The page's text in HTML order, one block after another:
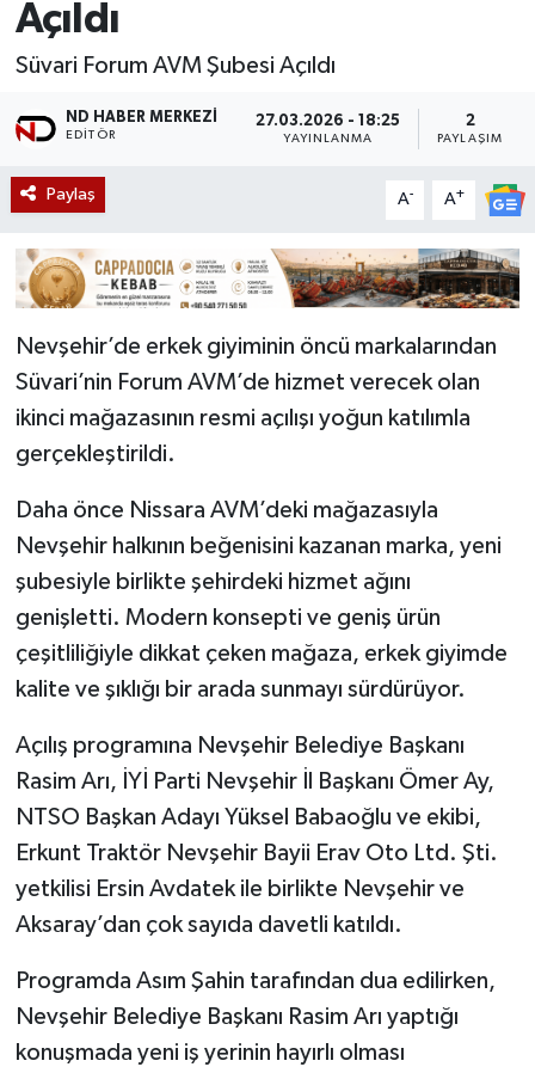
Açıldı
Süvari Forum AVM Şubesi Açıldı
ND HABER MERKEZI
EDITÖR
27.03.2026 - 18:25
YAYINLANMA
2
PAYLAŞIM
Paylaş A- A+
Nevşehir’de erkek giyiminin öncü markalarından
Süvari’nin Forum AVM’de hizmet verecek olan
ikinci mağazasının resmi açılışı yoğun katılımla
gerçekleştirildi.
‎Daha önce Nissara AVM’deki mağazasıyla
Nevşehir halkının beğenisini kazanan marka, yeni
şubesiyle birlikte şehirdeki hizmet ağını
genişletti. Modern konsepti ve geniş ürün
çeşitliliğiyle dikkat çeken mağaza, erkek giyimde
kalite ve şıklığı bir arada sunmayı sürdürüyor.
‎Açılış programına Nevşehir Belediye Başkanı
Rasim Arı, İYİ Parti Nevşehir İl Başkanı Ömer Ay,
NTSO Başkan Adayı Yüksel Babaoğlu ve ekibi,
Erkunt Traktör Nevşehir Bayii Erav Oto Ltd. Şti.
yetkilisi Ersin Avdatek ile birlikte Nevşehir ve
Aksaray’dan çok sayıda davetli katıldı.
‎Programda Asım Şahin tarafından dua edilirken,
Nevşehir Belediye Başkanı Rasim Arı yaptığı
konuşmada yeni iş yerinin hayırlı olması